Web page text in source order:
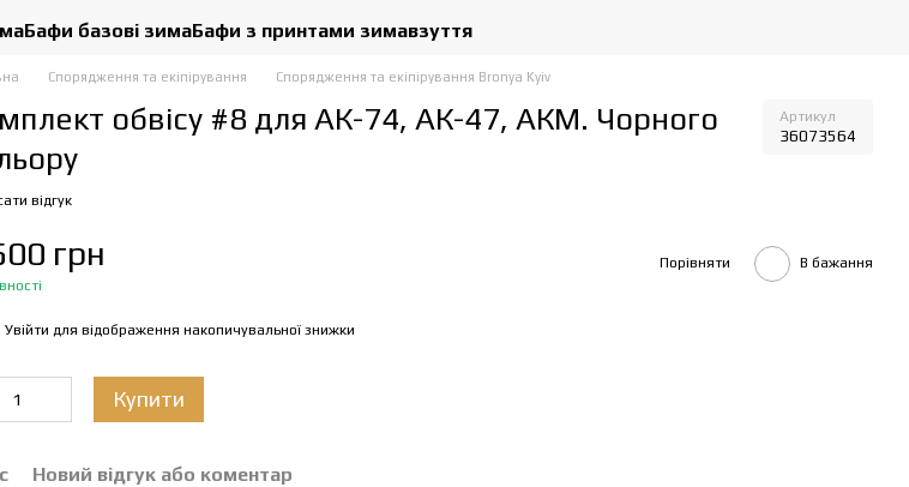
Бафи базові зимаБафи з принтами зимавзуття
Спорядження та екіпірування Спорядження та екіпірування Bronya Kyiv
обвісу #8 для АК-74, АК-47, АКМ. Чорного
Артикул
36073564
відгук
грн Порівняти В бажання
Увійти для відображення накопичувальної знижки
Купити
Новий відгук або коментар